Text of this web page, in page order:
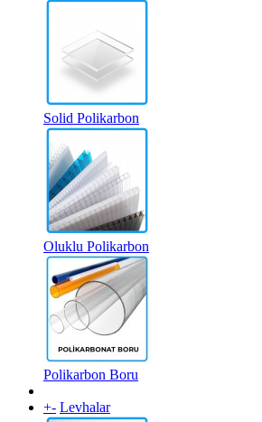
Solid Polikarbon
Oluklu Polikarbon
Polikarbon Boru
+- Levhalar